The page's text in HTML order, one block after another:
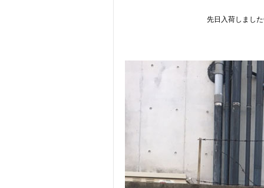
先日入荷しまし